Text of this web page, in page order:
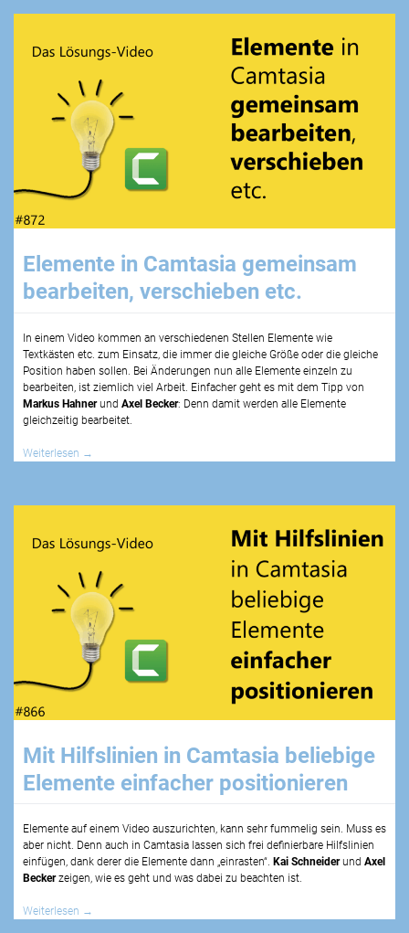
Elemente in Camtasia gemeinsam
bearbeiten, verschieben etc.
In einem Video kommen an verschiedenen Stellen Elemente wie
Textkästen etc. zum Einsatz, die immer die gleiche Größe oder die gleiche
Position haben sollen. Bei Änderungen nun alle Elemente einzeln zu
bearbeiten, ist ziemlich viel Arbeit. Einfacher geht es mit dem Tipp von
Markus Hahnerund Axel Becker: Denn damit werden alle Elemente
gleichzeitig bearbeitet.
Weiterlesen →
Mit Hilfslinien in Camtasia beliebige
Elemente einfacher positionieren
Elemente auf einem Video auszurichten, kann sehr fummelig sein. Muss es
aber nicht. Denn auch in Camtasia lassen sich frei definierbare Hilfslinien
einfügen, dank derer die Elemente dann „einrasten“. Kai Schneiderund Axel
Beckerzeigen, wie es geht und was dabei zu beachten ist.
Weiterlesen →